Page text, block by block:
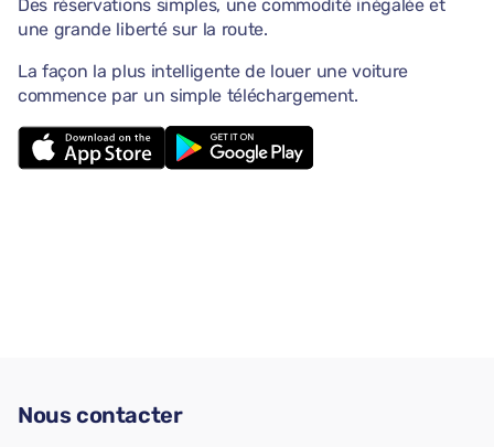
Des réservations simples, une commodité inégalée et
une grande liberté sur la route.
La façon la plus intelligente de louer une voiture
commence par un simple téléchargement.
Nous contacter